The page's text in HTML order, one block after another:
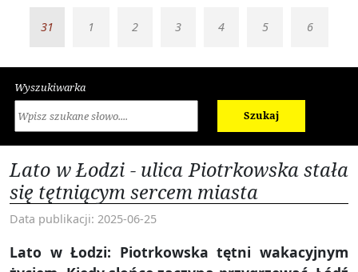
31 1 2 3 4 5 6
Wyszukiwarka
Szukaj
Lato w Łodzi - ulica Piotrkowska stała
się tętniącym sercem miasta
Data publikacji: 2025-06-25
Lato w Łodzi: Piotrkowska tętni wakacyjnym